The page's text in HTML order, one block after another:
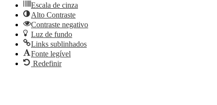
Escala de cinza
Alto Contraste
Contraste negativo
Luz de fundo
Links sublinhados
Fonte legível
Redefinir